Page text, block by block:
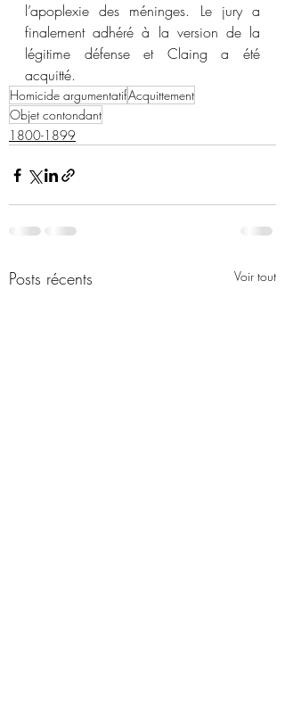
l’apoplexie des méninges. Le jury a
finalement adhéré à la version de la
légitime défense et Claing a été
acquitté.
Homicide argumentatifAcquittement
Objet contondant
1800-1899
Posts récents Voir tout